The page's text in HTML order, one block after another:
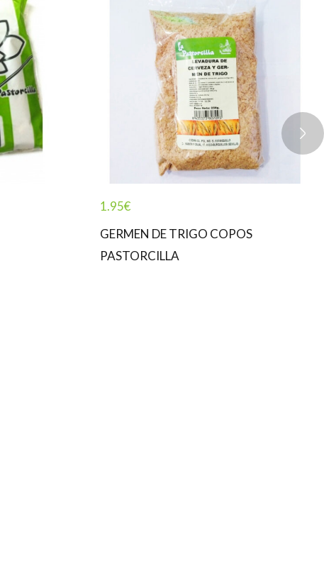
1.95€
GERMEN DE TRIGO COPOS
PASTORCILLA